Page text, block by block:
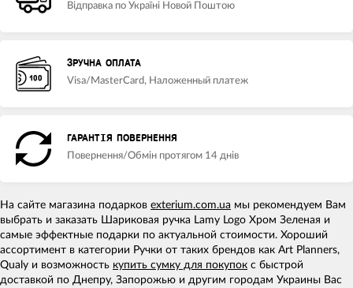
Відправка по Україні Новой Поштою
ЗРУЧНА ОПЛАТА
Visa/MasterCard, Наложенный платеж
ГАРАНТІЯ ПОВЕРНЕННЯ
Повернення/Обмін протягом 14 днів
На сайте магазина подарков exterium.com.ua мы рекомендуем Вам
выбрать и заказать Шариковая ручка Lamy Logo Хром Зеленая и
самые эффектные подарки по актуальной стоимости. Хороший
ассортимент в категории Ручки от таких брендов как Art Planners,
Qualy и возможность купить сумку для покупок с быстрой
доставкой по Днепру, Запорожью и другим городам Украины Вас